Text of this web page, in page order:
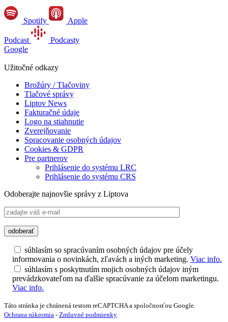
Spotify Apple
Podcast
Podcasty
Google
Užitočné odkazy
Brožúry / Tlačoviny
Tlačové správy
Liptov News
Fakturačné údaje
Logo na stiahnutie
Zverejňovanie
Spracovanie osobných údajov
Cookies & GDPR
Pre partnerov
Prihlásenie do systému LRC
Prihlásenie do systému CRS
Odoberajte najnovšie správy z Liptova
súhlasím so spracúvaním osobných údajov pre účely
informovania o novinkách, zľavách a iných marketing. Viac info.
súhlasím s poskytnutím mojich osobných údajov iným
prevádzkovateľom na ďalšie spracúvanie za účelom marketingu.
Viac info.
Táto stránka je chránená testom reCAPTCHA a spoločnosťou Google.
Ochrana súkromia - Zmluvné podmienky